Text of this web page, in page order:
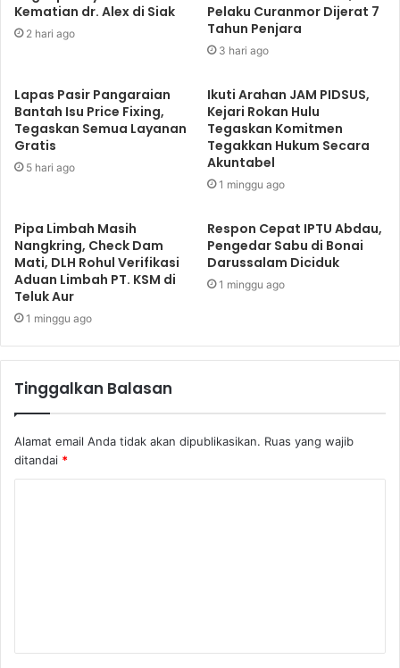
Kematian dr. Alex di Siak
2 hari ago
Pelaku Curanmor Dijerat 7
Tahun Penjara
3 hari ago
Lapas Pasir Pangaraian
Bantah Isu Price Fixing,
Tegaskan Semua Layanan
Gratis
5 hari ago
Ikuti Arahan JAM PIDSUS,
Kejari Rokan Hulu
Tegaskan Komitmen
Tegakkan Hukum Secara
Akuntabel
1 minggu ago
Pipa Limbah Masih
Nangkring, Check Dam
Mati, DLH Rohul Verifikasi
Aduan Limbah PT. KSM di
Teluk Aur
1 minggu ago
Respon Cepat IPTU Abdau,
Pengedar Sabu di Bonai
Darussalam Diciduk
1 minggu ago
Tinggalkan Balasan
Alamat email Anda tidak akan dipublikasikan. Ruas yang wajib
ditandai *